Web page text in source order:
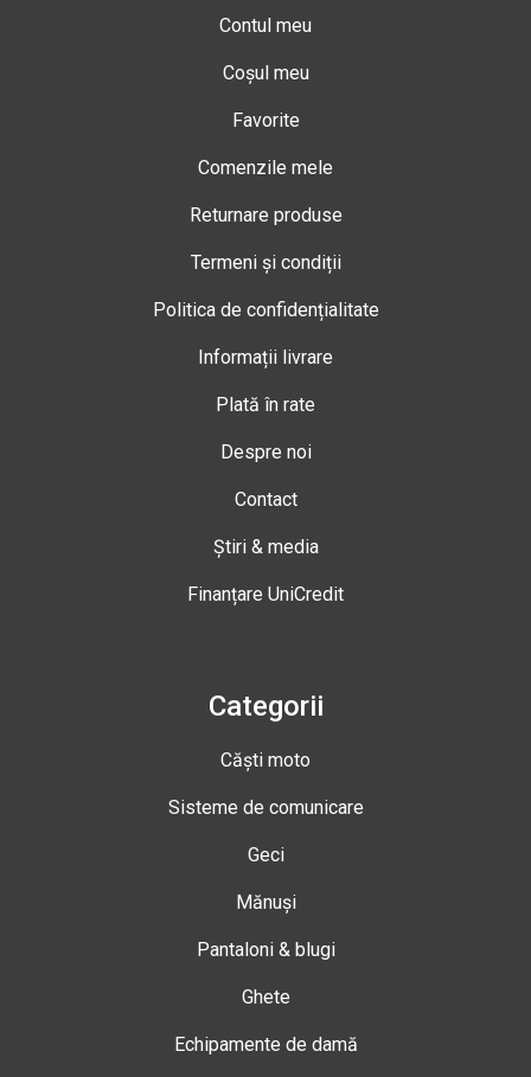
Contul meu
Coșul meu
Favorite
Comenzile mele
Returnare produse
Termeni și condiții
Politica de confidențialitate
Informații livrare
Plată în rate
Despre noi
Contact
Știri & media
Finanțare UniCredit
Categorii
Căști moto
Sisteme de comunicare
Geci
Mănuși
Pantaloni & blugi
Ghete
Echipamente de damă